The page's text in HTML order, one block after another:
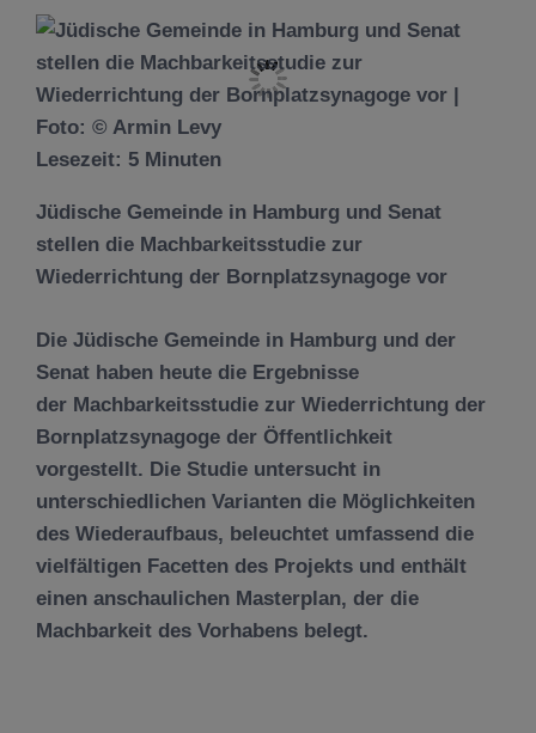
Lesezeit: 5 Minuten
Jüdische Gemeinde in Hamburg und Senat
stellen die Machbarkeitsstudie zur
Wiederrichtung der Bornplatzsynagoge vor
Die Jüdische Gemeinde in Hamburg und der
Senat haben heute die Ergebnisse
der Machbarkeitsstudie zur Wiederrichtung der
Bornplatzsynagoge der Öffentlichkeit
vorgestellt. Die Studie untersucht in
unterschiedlichen Varianten die Möglichkeiten
des Wiederaufbaus, beleuchtet umfassend die
vielfältigen Facetten des Projekts und enthält
einen anschaulichen Masterplan, der die
Machbarkeit des Vorhabens belegt.